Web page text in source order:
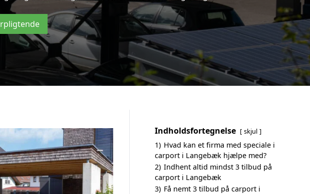
Indholdsfortegnelse skjul
1) Hvad kan et firma med speciale i
carport i Langebæk hjælpe med?
2) Indhent altid mindst 3 tilbud på
carport i Langebæk
3) Få nemt 3 tilbud på carport i